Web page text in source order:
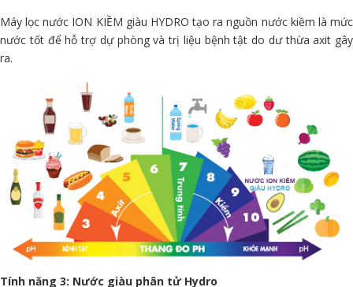
Máy lọc nước ION KIỀM giàu HYDRO tạo ra nguồn nước kiềm là mức
nước tốt để hỗ trợ dự phòng và trị liệu bệnh tật do dư thừa axit gây
ra.
Tính năng 3: Nước giàu phân tử Hydro